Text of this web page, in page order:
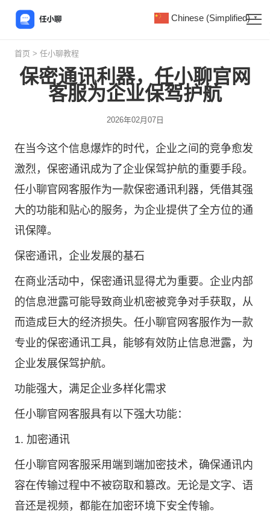
首页 > 任小聊教程
保密通讯利器，任小聊官网
客服为企业保驾护航
2026年02月07日
在当今这个信息爆炸的时代，企业之间的竞争愈发
激烈，保密通讯成为了企业保驾护航的重要手段。
任小聊官网客服作为一款保密通讯利器，凭借其强
大的功能和贴心的服务，为企业提供了全方位的通
讯保障。
保密通讯，企业发展的基石
在商业活动中，保密通讯显得尤为重要。企业内部
的信息泄露可能导致商业机密被竞争对手获取，从
而造成巨大的经济损失。任小聊官网客服作为一款
专业的保密通讯工具，能够有效防止信息泄露，为
企业发展保驾护航。
功能强大，满足企业多样化需求
任小聊官网客服具有以下强大功能：
1. 加密通讯
任小聊官网客服采用端到端加密技术，确保通讯内
容在传输过程中不被窃取和篡改。无论是文字、语
音还是视频，都能在加密环境下安全传输。
Chinese (Simplified) ▼